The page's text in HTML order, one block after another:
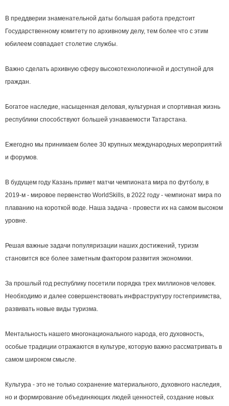
В преддверии знаменательной даты большая работа предстоит
Государственному комитету по архивному делу, тем более что с этим
юбилеем совпадает столетие службы.
Важно сделать архивную сферу высокотехнологичной и доступной для
граждан.
Богатое наследие, насыщенная деловая, культурная и спортивная жизнь
республики способствуют большей узнаваемости Татарстана.
Ежегодно мы принимаем более 30 крупных международных мероприятий
и форумов.
В будущем году Казань примет матчи чемпионата мира по футболу, в
2019-м - мировое первенство WorldSkills, в 2022 году - чемпионат мира по
плаванию на короткой воде. Наша задача - провести их на самом высоком
уровне.
Решая важные задачи популяризации наших достижений, туризм
становится все более заметным фактором развития экономики.
За прошлый год республику посетили порядка трех миллионов человек.
Необходимо и далее совершенствовать инфраструктуру гостеприимства,
развивать новые виды туризма.
Ментальность нашего многонационального народа, его духовность,
особые традиции отражаются в культуре, которую важно рассматривать в
самом широком смысле.
Культура - это не только сохранение материального, духовного наследия,
но и формирование объединяющих людей ценностей, создание новых